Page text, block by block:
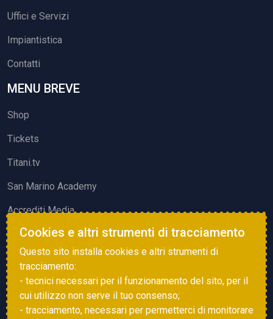
Uffici e Servizi
Impiantistica
Contatti
MENU BREVE
Shop
Tickets
Titani.tv
San Marino Academy
Accrediti Media
ATTIVITÀ ED EVENTI
Squadre di Calcio
Associazione Sammarinese Arbitri
Vota gol e parata
Cookies e altri strumenti di tracciamento
Questo sito installa cookies e altri strumenti di
tracciamento:
- tecnici necessari per il funzionamento del sito, per il
cui utilizzo non serve il tuo consenso;
- tracciamento, necessari per permetterci di monitorare